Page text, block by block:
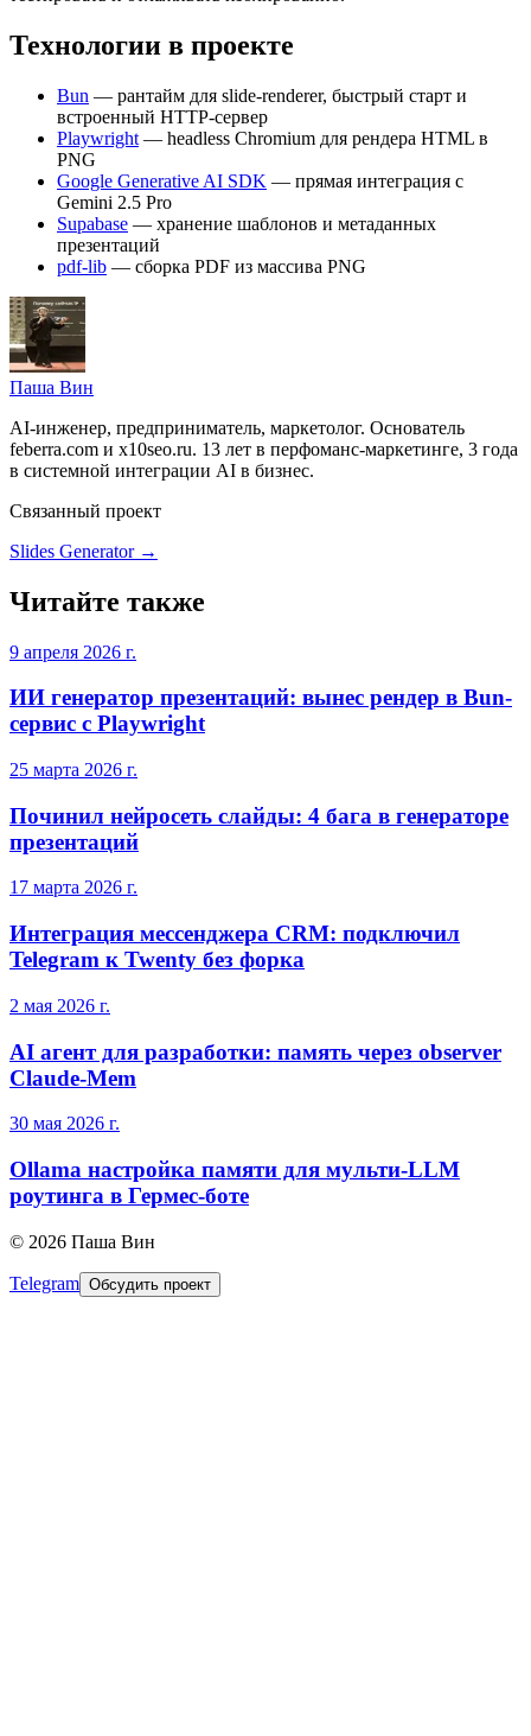
Технологии в проекте
Bun — рантайм для slide-renderer, быстрый старт и
встроенный HTTP-сервер
Playwright — headless Chromium для рендера HTML в
PNG
Google Generative AI SDK — прямая интеграция с
Gemini 2.5 Pro
Supabase — хранение шаблонов и метаданных
презентаций
pdf-lib — сборка PDF из массива PNG
Паша Вин
AI-инженер, предприниматель, маркетолог. Основатель
feberra.com и x10seo.ru. 13 лет в перфоманс-маркетинге, 3 года
в системной интеграции AI в бизнес.
Связанный проект
Slides Generator→
Читайте также
9 апреля 2026 г.
ИИ генератор презентаций: вынес рендер в Bun-
сервис с Playwright
25 марта 2026 г.
Починил нейросеть слайды: 4 бага в генераторе
презентаций
17 марта 2026 г.
Интеграция мессенджера CRM: подключил
Telegram к Twenty без форка
2 мая 2026 г.
AI агент для разработки: память через observer
Claude-Mem
30 мая 2026 г.
Ollama настройка памяти для мульти-LLM
роутинга в Гермес-боте
© 2026 Паша Вин
Telegram Обсудить проект